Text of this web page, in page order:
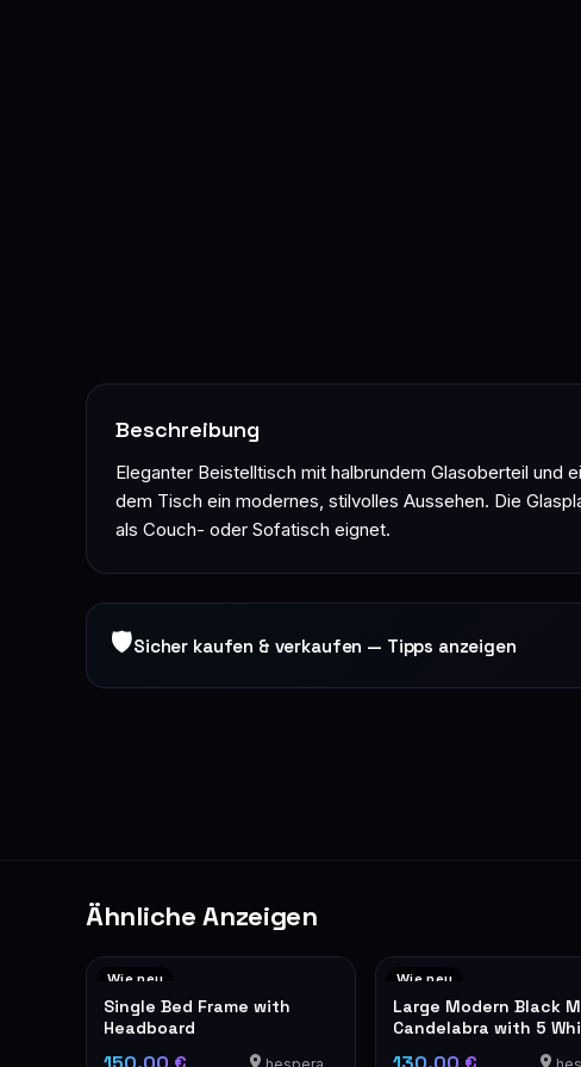
Beschreibung
Eleganter Beistelltisch mit halbrundem Glasoberteil
dem Tisch ein modernes, stilvolles Aussehen. Die
als Couch- oder Sofatisch eignet.
🛡Sicher kaufen & verkaufen — Tipps anzeigen
Ähnliche Anzeigen
Wie neu
Single Bed Frame with
Headboard
Wie neu
Large Modern Black
Candelabra with 5